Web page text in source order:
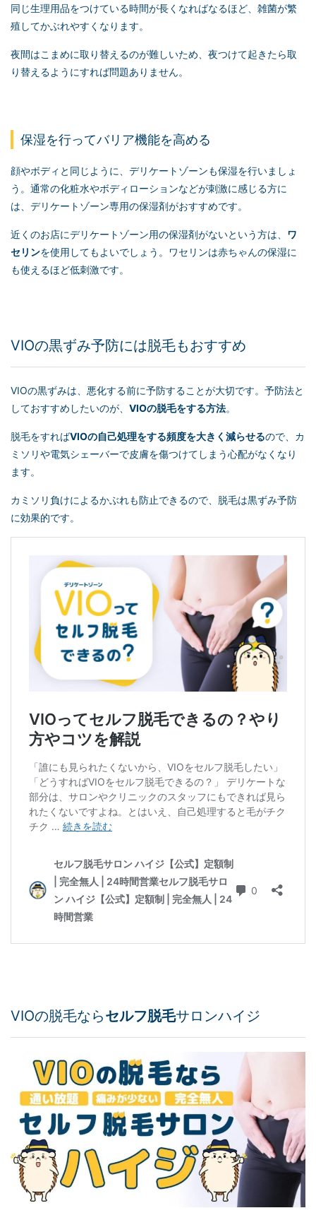
同じ生理用品をつけている時間が長くなればなるほど、雑菌が繁
殖してかぶれやすくなります。
夜間はこまめに取り替えるのが難しいため、夜つけて起きたら取
り替えるようにすれば問題ありません。
保湿を行ってバリア機能を高める
顔やボディと同じように、デリケートゾーンも保湿を行いましょ
う。通常の化粧水やボディローションなどが刺激に感じる方に
は、デリケートゾーン専用の保湿剤がおすすめです。
近くのお店にデリケートゾーン用の保湿剤がないという方は、 ワ
セリンを使用してもよいでしょう。ワセリンは赤ちゃんの保湿に
も使えるほど低刺激です。
VIOの黒ずみ予防には脱毛もおすすめ
VIOの黒ずみは、悪化する前に予防することが大切です。予防法と
しておすすめしたいのが、 VIOの脱毛をする方法。
脱毛をすればVIOの自己処理をする頻度を大きく減らせるので、カ
ミソリや電気シェーバーで皮膚を傷つけてしまう心配がなくなり
ます。
カミソリ負けによるかぶれも防止できるので、脱毛は黒ずみ予防
に効果的です。
VIOの脱毛ならセルフ脱毛サロンハイジ